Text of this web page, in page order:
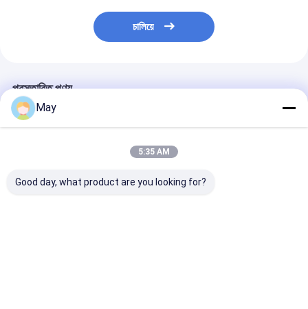
চালিয়ে
প্রস্তাবিত পণ্য
May
5:35 AM
Good day, what product are you looking for?